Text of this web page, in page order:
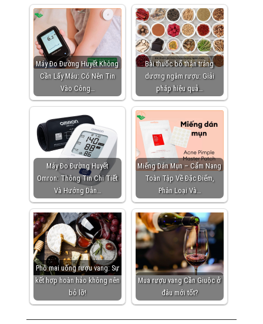
Máy Đo Đường Huyết Không
Cần Lấy Máu: Có Nên Tin
Vào Công…
Bài thuốc bổ thận tráng
dương ngâm rượu: Giải
pháp hiệu quả…
Máy Đo Đường Huyết
Omron: Thông Tin Chi Tiết
Và Hướng Dẫn…
Miếng Dán Mụn – Cẩm Nang
Toàn Tập Về Đặc Điểm,
Phân Loại Và…
Phô mai uống rượu vang: Sự
kết hợp hoàn hảo không nên
bỏ lỡ!
Mua rượu vang Cần Giuộc ở
đâu mới tốt?